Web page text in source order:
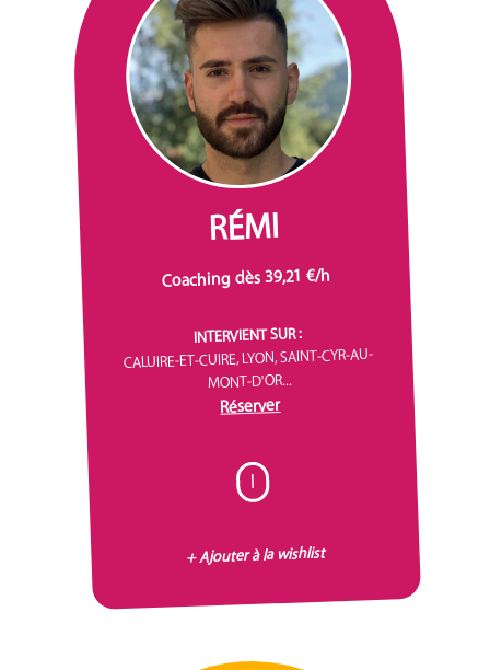
RÉMI
Coaching dès 39,21 €/h
INTERVIENT SUR :
CALUIRE-ET-CUIRE, LYON, SAINT-CYR-AU-
MONT-D'OR...
Réserver
I
+ Ajouter à la wishlist